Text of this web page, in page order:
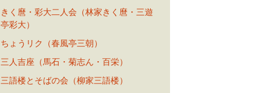
きく麿・彩大二人会（林家きく麿・三遊
亭彩大）
ちょうリク（春風亭三朝）
三人吉座（馬石・菊志ん・百栄）
三語楼とそばの会（柳家三語楼）